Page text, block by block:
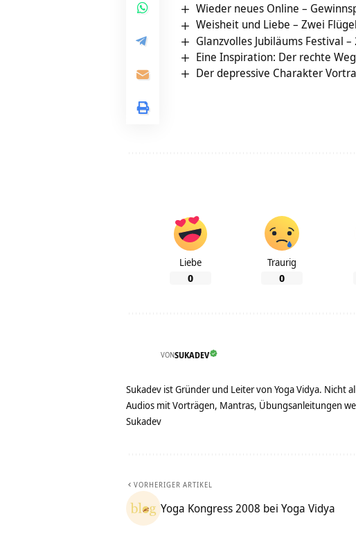
Wieder neues Online –
Weisheit und Liebe – Zwei
Glanzvolles Jubiläums Festival –
Eine Inspiration: Der rechte Weg
Der depressive Charakter
Liebe
0
Traurig
0
VONSUKADEV
Sukadev ist Gründer und Leiter von Yoga Vidya. Nicht
Audios mit Vorträgen, Mantras, Übungsanleitungen
Sukadev
VORHERIGER ARTIKEL
Yoga Kongress 2008 bei Yoga Vidya